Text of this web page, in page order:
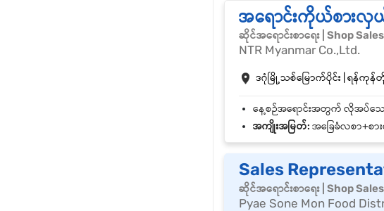
အရောင်းကိုယ်စားလှ
ဆိုင်အရောင်းစာရေး | Shop
NTR Myanmar Co.,Ltd.
ဒဂုံမြို့သစ်မြောက်ပိုင်း | ရန်ကုန်
အကျိုးအမြတ်: အခြေခံလစာ+စားစရိတ်
Sales
ဆိုင်အရောင်းစာရေး | Shop
Pyae Sone Mon Food